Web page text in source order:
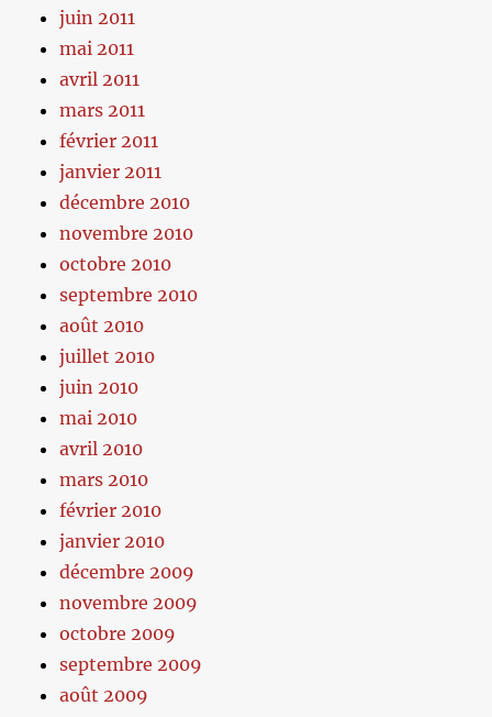
juin 2011
mai 2011
avril 2011
mars 2011
février 2011
janvier 2011
décembre 2010
novembre 2010
octobre 2010
septembre 2010
août 2010
juillet 2010
juin 2010
mai 2010
avril 2010
mars 2010
février 2010
janvier 2010
décembre 2009
novembre 2009
octobre 2009
septembre 2009
août 2009